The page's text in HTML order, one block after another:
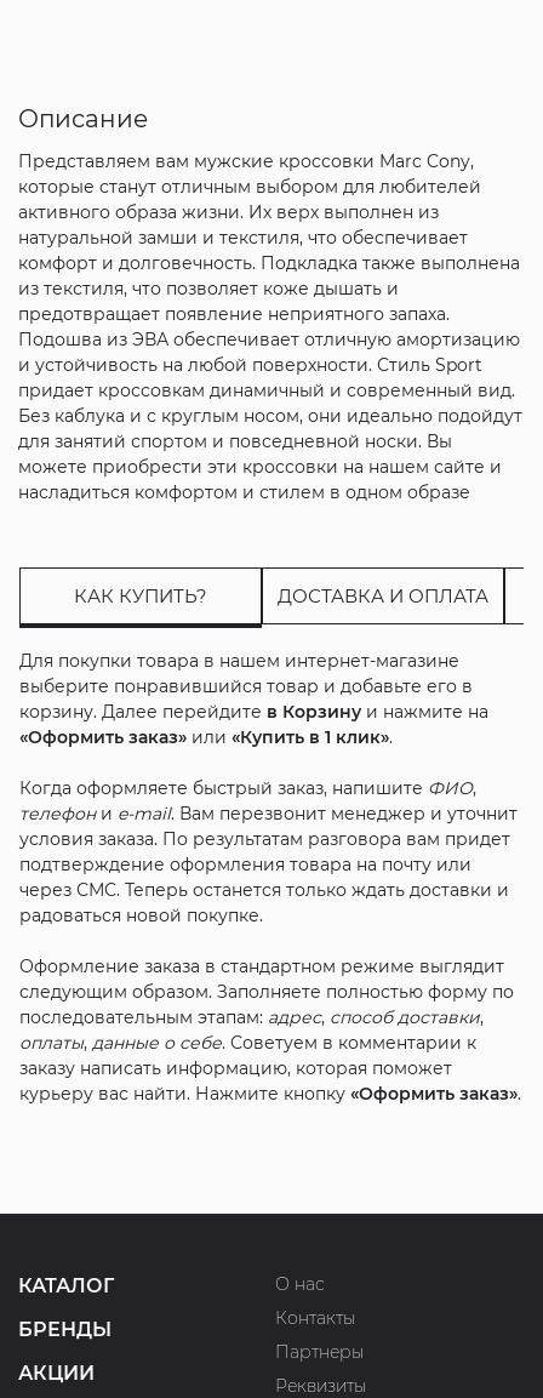
Описание
Представляем вам мужские кроссовки Marc Cony,
которые станут отличным выбором для любителей
активного образа жизни. Их верх выполнен из
натуральной замши и текстиля, что обеспечивает
комфорт и долговечность. Подкладка также выполнена
из текстиля, что позволяет коже дышать и
предотвращает появление неприятного запаха.
Подошва из ЭВА обеспечивает отличную амортизацию
и устойчивость на любой поверхности. Стиль Sport
придает кроссовкам динамичный и современный вид.
Без каблука и с круглым носом, они идеально подойдут
для занятий спортом и повседневной носки. Вы
можете приобрести эти кроссовки на нашем сайте и
насладиться комфортом и стилем в одном образе
КАК КУПИТЬ? ДОСТАВКА И ОПЛАТА
Для покупки товара в нашем интернет-магазине
выберите понравившийся товар и добавьте его в
корзину. Далее перейдите в Корзинуи нажмите на
«Оформить заказ»или «Купить в 1 клик».
Когда оформляете быстрый заказ, напишите ФИО,
телефони e-mail. Вам перезвонит менеджер и уточнит
условия заказа. По результатам разговора вам придет
подтверждение оформления товара на почту или
через СМС. Теперь останется только ждать доставки и
радоваться новой покупке.
Оформление заказа в стандартном режиме выглядит
следующим образом. Заполняете полностью форму по
последовательным этапам: адрес, способ доставки,
оплаты, данные о себе. Советуем в комментарии к
заказу написать информацию, которая поможет
курьеру вас найти. Нажмите кнопку «Оформить заказ».
КАТАЛОГ
БРЕНДЫ
АКЦИИ
О нас
Контакты
Партнеры
Реквизиты